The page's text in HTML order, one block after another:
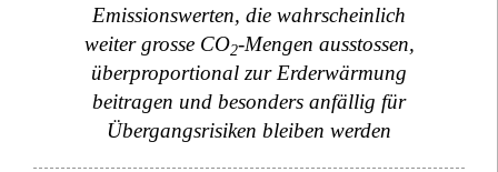
Emissionswerten, die wahrscheinlich
weiter grosse CO2-Mengen ausstossen,
überproportional zur Erderwärmung
beitragen und besonders anfällig für
Übergangsrisiken bleiben werden